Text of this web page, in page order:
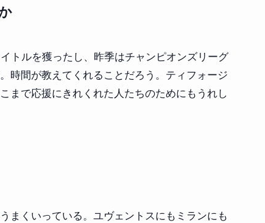
トルを獲ったし、昨季はチャンピオンズリーグ
時間が教えてくれることだろう。ティフォージ
まで応援にきれくれた人たちのためにもうれし
まくいっている。ユヴェントスにもミランにも